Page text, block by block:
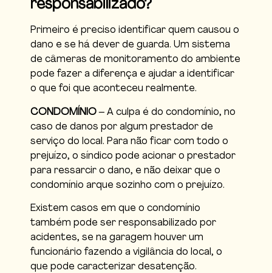
responsabilizado?
Primeiro é preciso identificar quem causou o
dano e se há dever de guarda. Um sistema
de câmeras de monitoramento do ambiente
pode fazer a diferença e ajudar a identificar
o que foi que aconteceu realmente.
CONDOMÍNIO– A culpa é do condomínio, no
caso de danos por algum prestador de
serviço do local. Para não ficar com todo o
prejuízo, o síndico pode acionar o prestador
para ressarcir o dano, e não deixar que o
condomínio arque sozinho com o prejuízo.
Existem casos em que o condomínio
também pode ser responsabilizado por
acidentes, se na garagem houver um
funcionário fazendo a vigilância do local, o
que pode caracterizar desatenção.